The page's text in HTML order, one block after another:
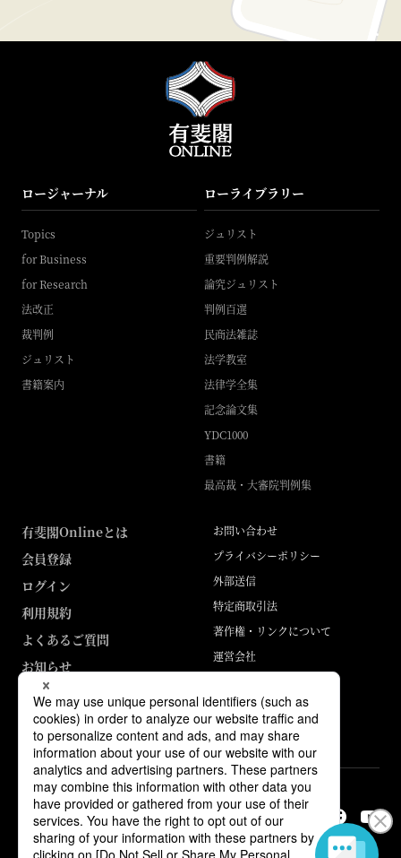
ロージャーナル
Topics
for Business
for Research
法改正
裁判例
ジュリスト
書籍案内
ローライブラリー
ジュリスト
重要判例解説
論究ジュリスト
判例百選
民商法雑誌
法学教室
法律学全集
記念論文集
YDC1000
書籍
最高裁・大審院判例集
有斐閣Onlineとは
会員登録
ログイン
利用規約
よくあるご質問
お知らせ
お問い合わせ
プライバシーポリシー
外部送信
特定商取引法
著作権・リンクについて
運営会社